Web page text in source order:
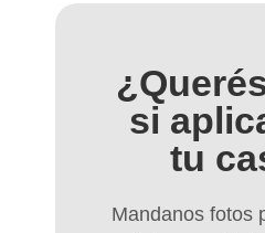
si
tu
Mandanos fotos